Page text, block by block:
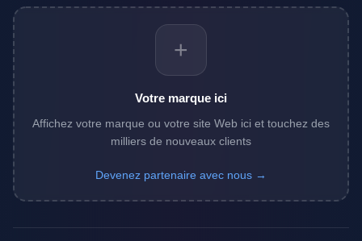
+
Votre marque ici
Affichez votre marque ou votre site Web ici et touchez des
milliers de nouveaux clients
Devenez partenaire avec nous →